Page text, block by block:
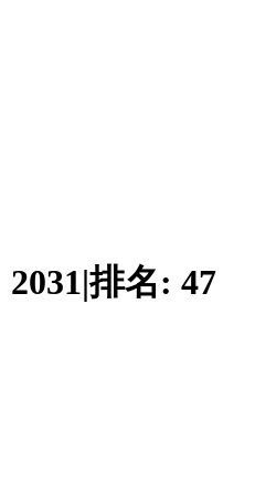
2031|排名: 47